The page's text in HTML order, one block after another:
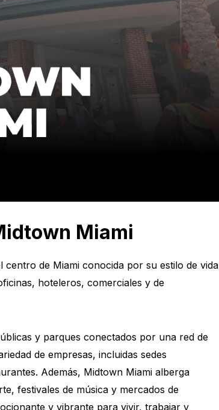
Miami
de Miami conocida por su estilo de vida
hoteleros, comerciales y de
y parques conectados por una red de
de empresas, incluidas sedes
Además, Midtown Miami alberga
festivales de música y mercados de
y vibrante para vivir, trabajar y